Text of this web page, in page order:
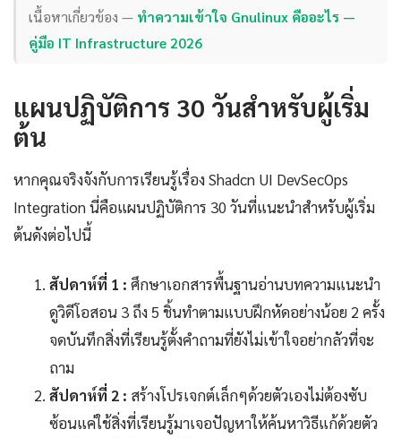
เนื้อหาเกี่ยวข้อง — ทำความเข้าใจ Gnulinux คืออะไร —
คู่มือ IT Infrastructure 2026
แผนปฏิบัติการ 30 วันสำหรับผู้เริ่ม
ต้น
หากคุณจริงจังกับการเรียนรู้เรื่อง Shadcn UI DevSecOps
Integration นี่คือแผนปฏิบัติการ 30 วันที่แนะนำสำหรับผู้เริ่ม
ต้นดังต่อไปนี้
สัปดาห์ที่ 1 : ศึกษาเอกสารพื้นฐานอ่านบทความแนะนำ
ดูวิดีโอสอน 3 ถึง 5 ชิ้นทำตามแบบฝึกหัดอย่างน้อย 2 ครั้ง
จดบันทึกสิ่งที่เรียนรู้ตั้งคำถามที่ยังไม่เข้าใจอย่ากลัวที่จะ
ถาม
สัปดาห์ที่ 2 : สร้างโปรเจกต์เล็กๆด้วยตัวเองไม่ต้องซับ
ซ้อนแค่ใช้สิ่งที่เรียนรู้มาเจอปัญหาให้ค้นหาวิธีแก้ด้วยตัว